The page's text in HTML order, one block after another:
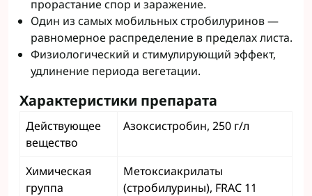
прорастание спор и заражение.
Один из самых мобильных стробилуринов —
равномерное распределение в пределах листа.
Физиологический и стимулирующий эффект,
удлинение периода вегетации.
Характеристики препарата
Действующее
вещество
Азоксистробин, 250 г/л
Химическая
группа
Метоксиакрилаты
(стробилурины), FRAC 11